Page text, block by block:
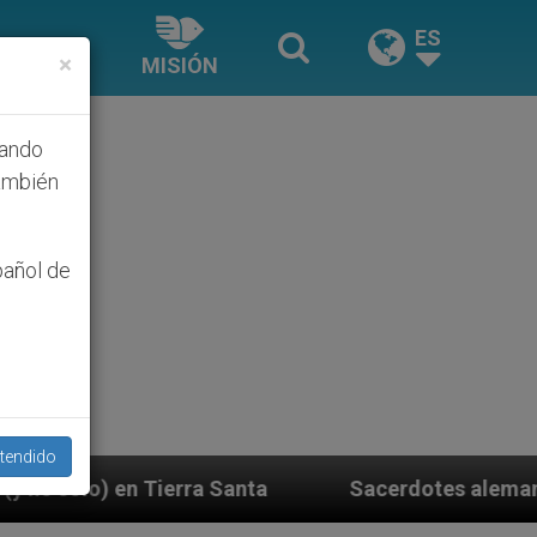
MISIÓN
ES
Sacerdotes alemanes fieles al Papa
×
de